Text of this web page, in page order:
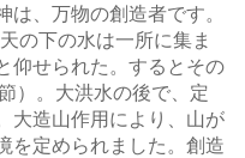
、万物の創造者です。
の下の水は一所に集ま
仰せられた。するとその
）。大洪水の後で、定
大造山作用により、山が
を定められました。創造